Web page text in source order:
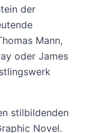
der
Mann,
oder James
stilbildenden
Novel.